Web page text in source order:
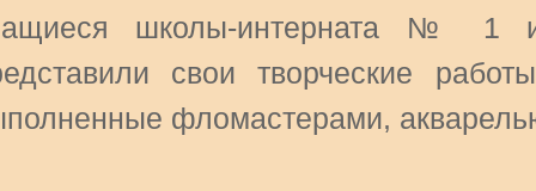
школы-интерната №
свои творческие
фломастерами,